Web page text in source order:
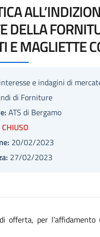
DELLA
E MAGLIETTE
e indagini di
di Forniture
ATS di Bergamo
CHIUSO
20/02/2023
27/02/2023
offerta, per